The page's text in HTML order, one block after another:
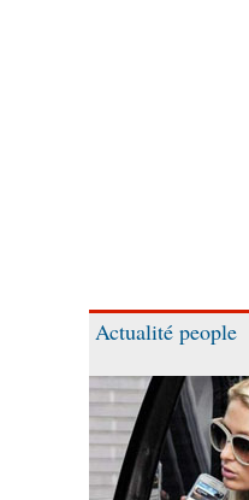
Actualité people